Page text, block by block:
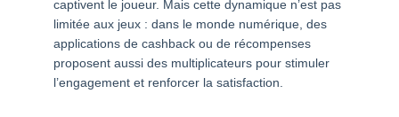
captivent le joueur. Mais cette dynamique n’est pas
limitée aux jeux : dans le monde numérique, des
applications de cashback ou de récompenses
proposent aussi des multiplicateurs pour stimuler
l’engagement et renforcer la satisfaction.